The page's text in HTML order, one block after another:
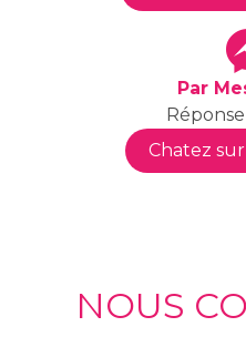
Par
Chatez
NOUS